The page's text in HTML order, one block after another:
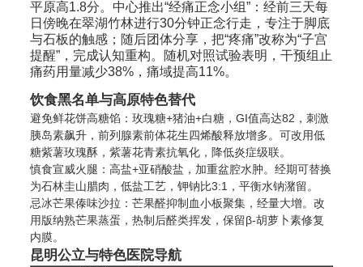
平原高1.8分。中心推出“经痛正念小组”：经前三天每
日傍晚在翠湖竹林进行30分钟正念行走，专注于脚底
与石板的触感；随后团体分享，把“疼痛”改称为“子宫
提醒”，完成认知重构。随机对照试验表明，干预组止
痛药用量减少38%，痛域提高11%。
饮食黑名单与高原特色替代
避免鲜花饼高糖馅：玫瑰糖+猪油+白糖，GI值高达82，刺激
胰岛素飙升，前列腺素前体花生四烯酸释放增多。可改用低
糖紫薯玫瑰酥，紫薯花青素抗氧化，降低炎症级联。
慎食宣威火腿：高盐+亚硝酸盐，加重盆腔水肿。经期可替换
为石林圭山腊肉，低盐工艺，钾钠比3:1，平衡水钠潴留。
忌冰芒果傣味沙拉：芒果醛抑制血小板聚集，经量大增。改
用版纳熟芒果蒸蛋，热制后醛类挥发，保留β-胡萝卜素修复
内膜。
昆明公立与特色医院导航